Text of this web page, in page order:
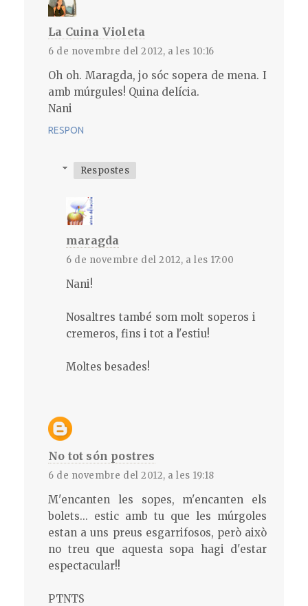
La Cuina Violeta
6 de novembre del 2012, a les 10:16
Oh oh. Maragda, jo sóc sopera de mena. I
amb múrgules! Quina delícia.
Nani
RESPON
Respostes
maragda
6 de novembre del 2012, a les 17:00
Nani!
Nosaltres també som molt soperos i
cremeros, fins i tot a l'estiu!
Moltes besades!
No tot són postres
6 de novembre del 2012, a les 19:18
M'encanten les sopes, m'encanten els
bolets... estic amb tu que les múrgoles
estan a uns preus esgarrifosos, però això
no treu que aquesta sopa hagi d'estar
espectacular!!
PTNTS